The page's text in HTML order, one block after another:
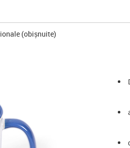
(obișnuite)